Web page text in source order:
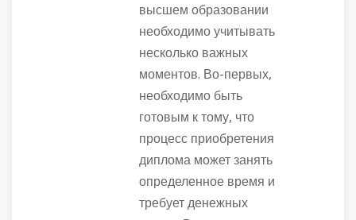
высшем образовании
необходимо учитывать
несколько важных
моментов. Во-первых,
необходимо быть
готовым к тому, что
процесс приобретения
диплома может занять
определенное время и
требует денежных